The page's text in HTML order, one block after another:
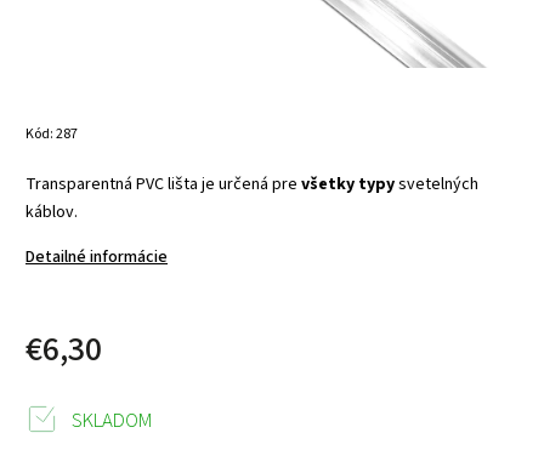
Kód:287
Transparentná PVC lišta je určená pre všetky typysvetelných
káblov.
Detailné informácie
€6,30
SKLADOM